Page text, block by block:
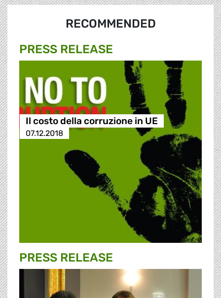
RECOMMENDED
PRESS RELEASE
Il costo della corruzione in UE
07.12.2018
PRESS RELEASE